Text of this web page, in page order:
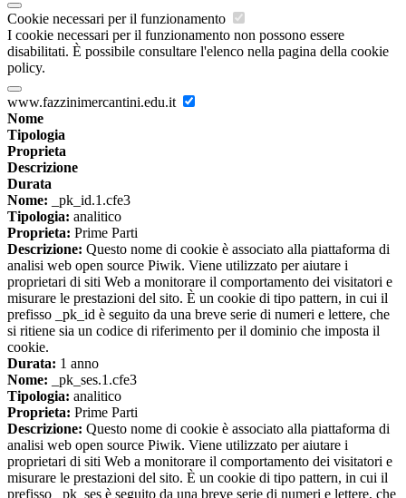
Cookie necessari per il funzionamento
I cookie necessari per il funzionamento non possono essere
disabilitati. È possibile consultare l'elenco nella pagina della cookie
policy.
www.fazzinimercantini.edu.it
Nome
Tipologia
Proprieta
Descrizione
Durata
Nome: _pk_id.1.cfe3
Tipologia: analitico
Proprieta: Prime Parti
Descrizione: Questo nome di cookie è associato alla piattaforma di
analisi web open source Piwik. Viene utilizzato per aiutare i
proprietari di siti Web a monitorare il comportamento dei visitatori e
misurare le prestazioni del sito. È un cookie di tipo pattern, in cui il
prefisso _pk_id è seguito da una breve serie di numeri e lettere, che
si ritiene sia un codice di riferimento per il dominio che imposta il
cookie.
Durata: 1 anno
Nome: _pk_ses.1.cfe3
Tipologia: analitico
Proprieta: Prime Parti
Descrizione: Questo nome di cookie è associato alla piattaforma di
analisi web open source Piwik. Viene utilizzato per aiutare i
proprietari di siti Web a monitorare il comportamento dei visitatori e
misurare le prestazioni del sito. È un cookie di tipo pattern, in cui il
prefisso _pk_ses è seguito da una breve serie di numeri e lettere, che